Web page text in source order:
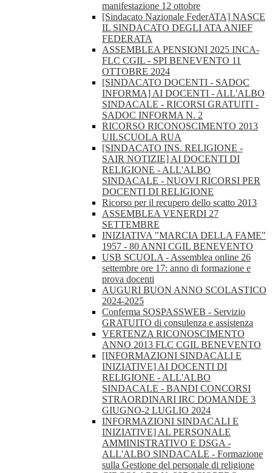
manifestazione 12 ottobre
[Sindacato Nazionale FederATA] NASCE
IL SINDACATO DEGLI ATA ANIEF
FEDERATA
ASSEMBLEA PENSIONI 2025 INCA-
FLC CGIL - SPI BENEVENTO 11
OTTOBRE 2024
[SINDACATO DOCENTI - SADOC
INFORMA] AI DOCENTI - ALL'ALBO
SINDACALE - RICORSI GRATUITI -
SADOC INFORMA N. 2
RICORSO RICONOSCIMENTO 2013
UILSCUOLA RUA
[SINDACATO INS. RELIGIONE -
SAIR NOTIZIE] AI DOCENTI DI
RELIGIONE - ALL'ALBO
SINDACALE - NUOVI RICORSI PER
DOCENTI DI RELIGIONE
Ricorso per il recupero dello scatto 2013
ASSEMBLEA VENERDI 27
SETTEMBRE
INIZIATIVA "MARCIA DELLA FAME"
1957 - 80 ANNI CGIL BENEVENTO
USB SCUOLA - Assemblea online 26
settembre ore 17: anno di formazione e
prova docenti
AUGURI BUON ANNO SCOLASTICO
2024-2025
Conferma SOSPASSWEB - Servizio
GRATUITO di consulenza e assistenza
VERTENZA RICONOSCIMENTO
ANNO 2013 FLC CGIL BENEVENTO
[INFORMAZIONI SINDACALI E
INIZIATIVE] AI DOCENTI DI
RELIGIONE - ALL'ALBO
SINDACALE - BANDI CONCORSI
STRAORDINARI IRC DOMANDE 3
GIUGNO-2 LUGLIO 2024
INFORMAZIONI SINDACALI E
INIZIATIVE] AL PERSONALE
AMMINISTRATIVO E DSGA -
ALL'ALBO SINDACALE - Formazione
sulla Gestione del personale di religione